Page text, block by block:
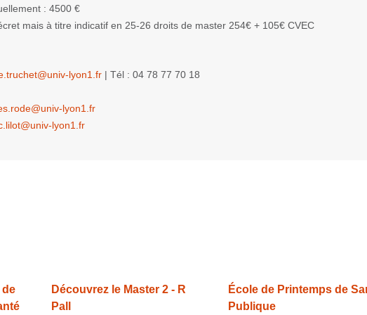
: 4500 €
mais à titre indicatif en 25-26 droits de master 254€ + 105€ CVEC
lyon1.fr| Tél : 04 78 77 70 18
lyon1.fr
lyon1.fr
de
Découvrez le Master 2 - R
Pall
École de Printemps de
Publique